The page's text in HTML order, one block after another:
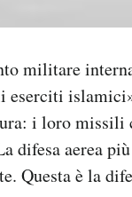
militare
eserciti
i loro
difesa aerea
Questa è la